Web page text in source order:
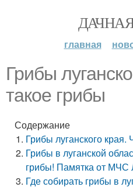
главная
Грибы
такое грибы
Содержание
Грибы луганского края.
Грибы в луганской
грибы! Памятка от
Где собирать грибы в